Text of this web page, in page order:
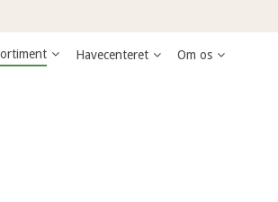
Havecenteret Om os